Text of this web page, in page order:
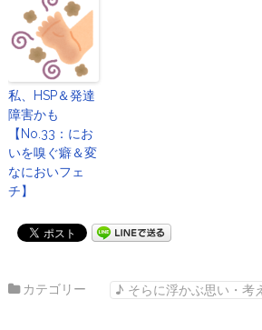
私、HSP＆発達
障害かも
【No.33：にお
いを嗅ぐ癖＆変
なにおいフェ
チ】
カテゴリー ♪ そらに浮かぶ思い・考え